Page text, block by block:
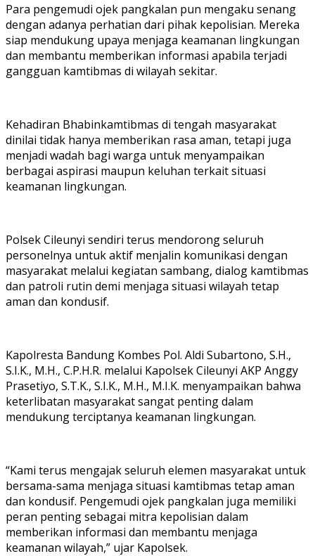
Para pengemudi ojek pangkalan pun mengaku senang
dengan adanya perhatian dari pihak kepolisian. Mereka
siap mendukung upaya menjaga keamanan lingkungan
dan membantu memberikan informasi apabila terjadi
gangguan kamtibmas di wilayah sekitar.
Kehadiran Bhabinkamtibmas di tengah masyarakat
dinilai tidak hanya memberikan rasa aman, tetapi juga
menjadi wadah bagi warga untuk menyampaikan
berbagai aspirasi maupun keluhan terkait situasi
keamanan lingkungan.
Polsek Cileunyi sendiri terus mendorong seluruh
personelnya untuk aktif menjalin komunikasi dengan
masyarakat melalui kegiatan sambang, dialog kamtibmas
dan patroli rutin demi menjaga situasi wilayah tetap
aman dan kondusif.
Kapolresta Bandung Kombes Pol. Aldi Subartono, S.H.,
S.I.K., M.H., C.P.H.R. melalui Kapolsek Cileunyi AKP Anggy
Prasetiyo, S.T.K., S.I.K., M.H., M.I.K. menyampaikan bahwa
keterlibatan masyarakat sangat penting dalam
mendukung terciptanya keamanan lingkungan.
“Kami terus mengajak seluruh elemen masyarakat untuk
bersama-sama menjaga situasi kamtibmas tetap aman
dan kondusif. Pengemudi ojek pangkalan juga memiliki
peran penting sebagai mitra kepolisian dalam
memberikan informasi dan membantu menjaga
keamanan wilayah,” ujar Kapolsek.